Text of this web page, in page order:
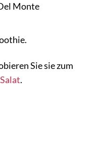
Monte
Sie sie zum
Salat.